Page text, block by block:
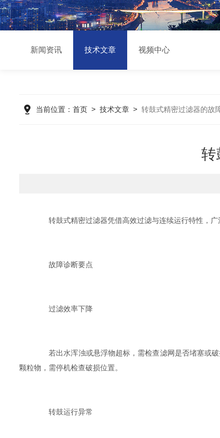
新闻资讯 技术文章 视频中心
当前位置： 首页 > 技术文章 > 转鼓式精密过滤器的故
转
转鼓式精密过滤器凭借高效过滤与连续运行特性，广
故障诊断要点
过滤效率下降
若出水浑浊或悬浮物超标，需检查滤网是否堵塞或破
颗粒物，需停机检查破损位置。
转鼓运行异常